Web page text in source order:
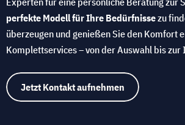
perfekte Modell für Ihre Bedürfnissezu
überzeugen und genießen Sie den Komfort
Komplettservices – von der Auswahl bis
Jetzt Kontakt aufnehmen